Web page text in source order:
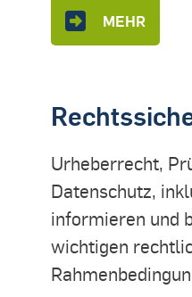
MEHR
Urheberrecht,
Datenschutz,
informieren und
wichtigen